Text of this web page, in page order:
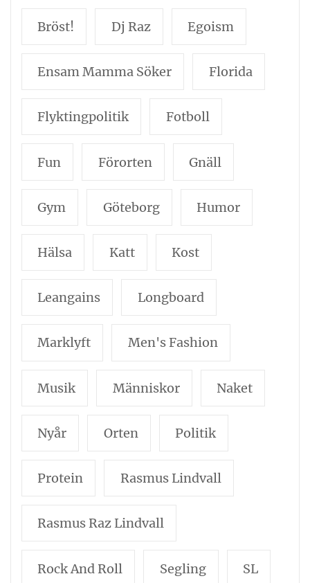
Bröst! Dj Raz Egoism
Ensam Mamma Söker Florida
Flyktingpolitik Fotboll
Fun Förorten Gnäll
Gym Göteborg Humor
Hälsa Katt Kost
Leangains Longboard
Marklyft Men's Fashion
Musik Människor Naket
Nyår Orten Politik
Protein Rasmus Lindvall
Rasmus Raz Lindvall
Rock And Roll Segling SL